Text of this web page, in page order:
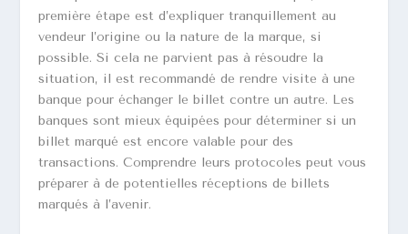
première étape est d’expliquer tranquillement au
vendeur l’origine ou la nature de la marque, si
possible. Si cela ne parvient pas à résoudre la
situation, il est recommandé de rendre visite à une
banque pour échanger le billet contre un autre. Les
banques sont mieux équipées pour déterminer si un
billet marqué est encore valable pour des
transactions. Comprendre leurs protocoles peut vous
préparer à de potentielles réceptions de billets
marqués à l’avenir.